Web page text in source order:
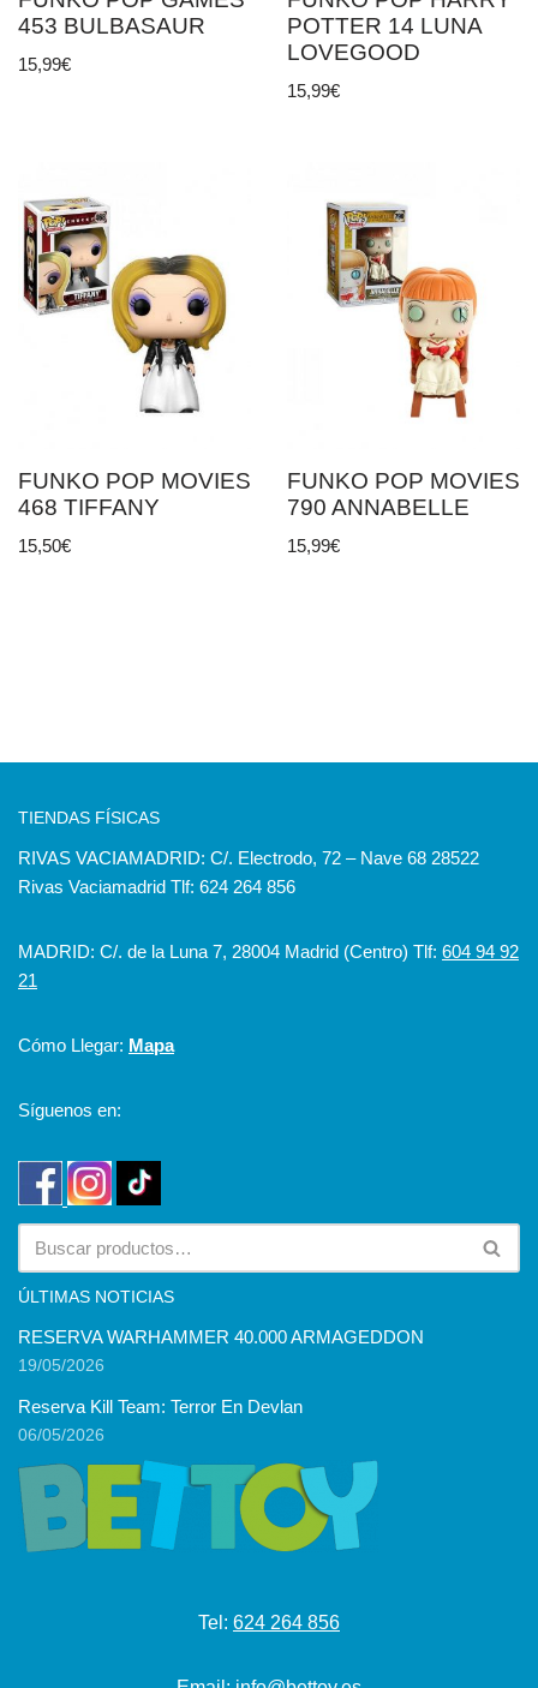
453 BULBASAUR
15,99€
POTTER 14 LUNA
LOVEGOOD
15,99€
FUNKO POP MOVIES
468 TIFFANY
15,50€
FUNKO POP MOVIES
790 ANNABELLE
15,99€
TIENDAS FÍSICAS
RIVAS VACIAMADRID: C/. Electrodo, 72 – Nave 68 28522
Rivas Vaciamadrid Tlf: 624 264 856
MADRID: C/. de la Luna 7, 28004 Madrid (Centro) Tlf: 604 94 92
21
Cómo Llegar: Mapa
Síguenos en:
ÚLTIMAS NOTICIAS
RESERVA WARHAMMER 40.000 ARMAGEDDON
19/05/2026
Reserva Kill Team: Terror En Devlan
06/05/2026
Tel: 624 264 856